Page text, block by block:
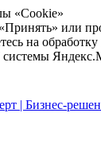
«Cookie»
или
на
системы
| Бизнес-